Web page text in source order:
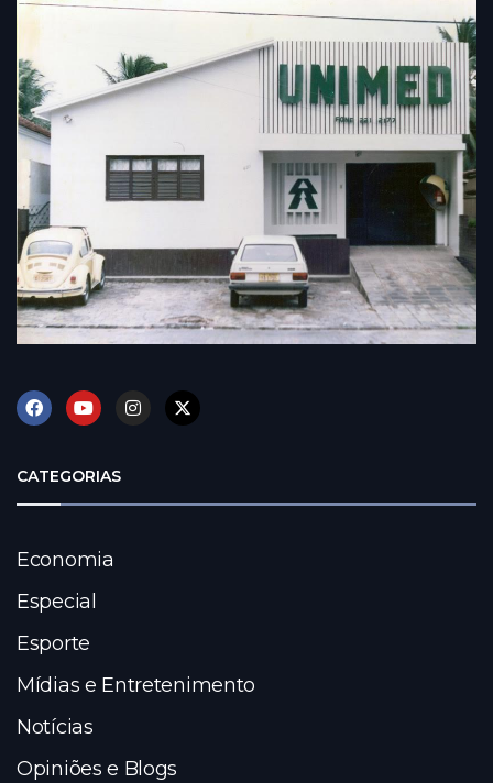
CATEGORIAS
Economia
Especial
Esporte
Mídias e Entretenimento
Notícias
Opiniões e Blogs